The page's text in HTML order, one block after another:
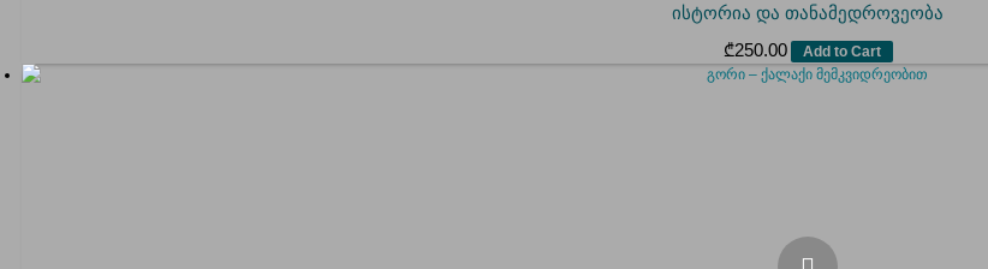
ისტორია და თანამედროვეობა
₾250.00 Add to Cart